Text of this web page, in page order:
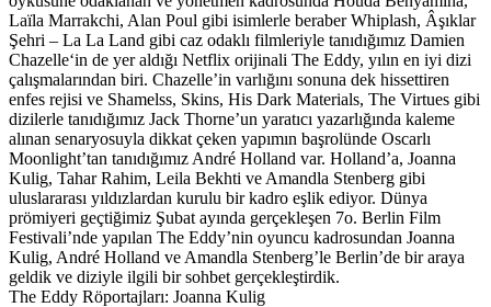
Laïla Marrakchi, Alan Poul gibi isimlerle beraberWhiplash, Âşıklar
Şehri – La La Land gibi caz odaklı filmleriyle tanıdığımız Damien
Chazelle‘in de yer aldığı Netflix orijinali The Eddy, yılın en iyi dizi
çalışmalarından biri. Chazelle’in varlığını sonuna dek hissettiren
enfes rejisi ve Shamelss, Skins, His Dark Materials, The Virtues gibi
dizilerle tanıdığımız Jack Thorne’un yaratıcı yazarlığında kaleme
alınan senaryosuyla dikkat çeken yapımın başrolünde Oscarlı
Moonlight’tan tanıdığımız André Holland var. Holland’a, Joanna
Kulig, Tahar Rahim, Leila Bekhti ve Amandla Stenberg gibi
uluslararası yıldızlardan kurulu bir kadro eşlik ediyor. Dünya
prömiyeri geçtiğimiz Şubat ayında gerçekleşen 7o. Berlin Film
Festivali’nde yapılan The Eddy’nin oyuncu kadrosundan Joanna
Kulig, André Holland ve Amandla Stenberg’le Berlin’de bir araya
geldik ve diziyle ilgili bir sohbet gerçekleştirdik.
The Eddy Röportajları: Joanna Kulig